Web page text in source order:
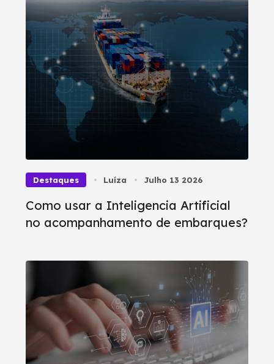
Destaques Luíza Julho 13 2026
Como usar a Inteligencia Artificial
no acompanhamento de embarques?